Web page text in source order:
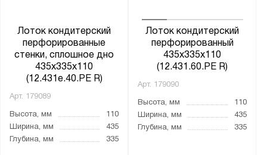
Лоток кондитерский
перфорированные
стенки, сплошное дно
435х335х110
(12.431e.40.РЕ R)
Арт. 179089
Высота, мм
110
Ширина, мм
435
Глубина, мм
335
Лоток кондитерский
перфорированный
435х335х110
(12.431.60.РЕ R)
Арт. 179090
Высота, мм
110
Ширина, мм
435
Глубина, мм
335